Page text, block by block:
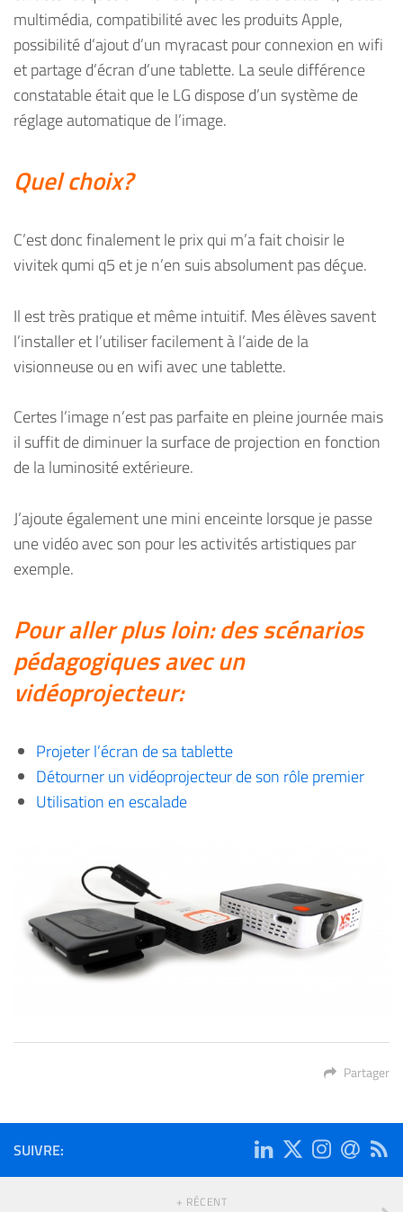
multimédia, compatibilité avec les produits Apple,
possibilité d’ajout d’un myracast pour connexion en wifi
et partage d’écran d’une tablette. La seule différence
constatable était que le LG dispose d’un système de
réglage automatique de l’image.
Quel choix?
C’est donc finalement le prix qui m’a fait choisir le
vivitek qumi q5 et je n’en suis absolument pas déçue.
Il est très pratique et même intuitif. Mes élèves savent
l’installer et l’utiliser facilement à l’aide de la
visionneuse ou en wifi avec une tablette.
Certes l’image n’est pas parfaite en pleine journée mais
il suffit de diminuer la surface de projection en fonction
de la luminosité extérieure.
J’ajoute également une mini enceinte lorsque je passe
une vidéo avec son pour les activités artistiques par
exemple.
Pour aller plus loin: des scénarios
pédagogiques avec un
vidéoprojecteur:
Projeter l’écran de sa tablette
Détourner un vidéoprojecteur de son rôle premier
Utilisation en escalade
Partager
SUIVRE:
+ RÉCENT